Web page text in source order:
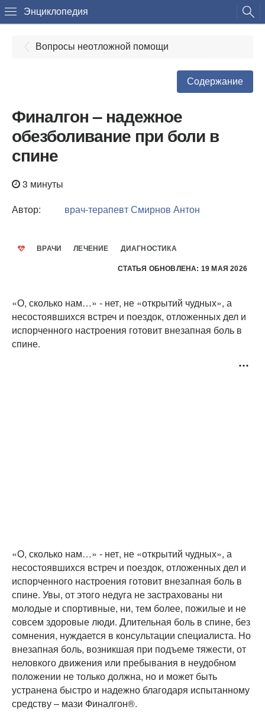
Энциклопедия
Вопросы неотложной помощи
Содержание
Финалгон – надежное
обезболивание при боли в
спине
3 минуты
Автор:
врач-терапевтСмирнов Антон
ВРАЧИ ЛЕЧЕНИЕ ДИАГНОСТИКА
СТАТЬЯ ОБНОВЛЕНА: 19 МАЯ 2026
«О, сколько нам…» - нет, не «открытий чудных», а
несостоявшихся встреч и поездок, отложенных дел и
испорченного настроения готовит внезапная боль в
спине.
«О, сколько нам…» - нет, не «открытий чудных», а
несостоявшихся встреч и поездок, отложенных дел и
испорченного настроения готовит внезапная боль в
спине. Увы, от этого недуга не застрахованы ни
молодые и спортивные, ни, тем более, пожилые и не
совсем здоровые люди. Длительная боль в спине, без
сомнения, нуждается в консультации специалиста. Но
внезапная боль, возникшая при подъеме тяжести, от
неловкого движения или пребывания в неудобном
положении не только должна, но и может быть
устранена быстро и надежно благодаря испытанному
средству – мази Финалгон®.